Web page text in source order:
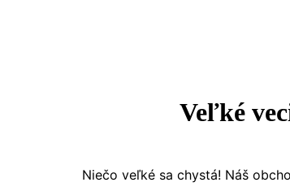
Veľké
Niečo veľké sa chystá! Náš